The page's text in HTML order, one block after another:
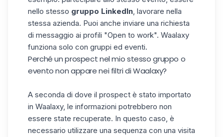
nello stesso gruppo LinkedIn, lavorare nella
stessa azienda. Puoi anche inviare una richiesta
di messaggio ai profili "Open to work". Waalaxy
funziona solo con gruppi ed eventi.
Perché un prospect nel mio stesso gruppo o
evento non appare nei filtri di Waalaxy?
A seconda di dove il prospect è stato importato
in Waalaxy, le informazioni potrebbero non
essere state recuperate. In questo caso, è
necessario utilizzare una sequenza con una visita